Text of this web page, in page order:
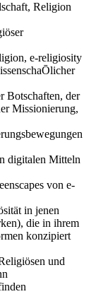
Religion
e-religiosity
Botschaften, der
Missionierung,
digitalen Mitteln
von e-
in jenen
die in ihrem
konzipiert
und